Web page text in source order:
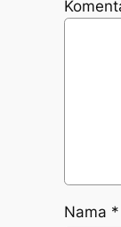
Nama *